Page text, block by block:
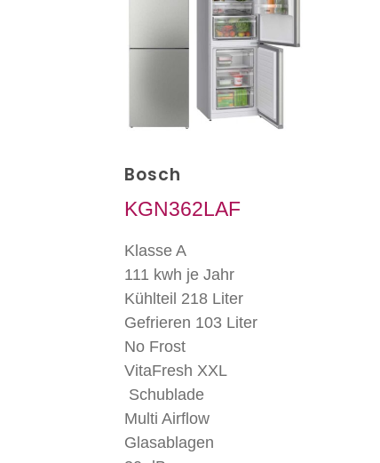
Bosch
KGN362LAF
Klasse A
111 kwh je Jahr
Kühlteil 218 Liter
Gefrieren 103 Liter
No Frost
VitaFresh XXL
Schublade
Multi Airflow
Glasablagen